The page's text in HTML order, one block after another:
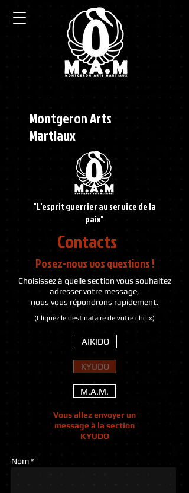
MontgeronArts
Martiaux
"L'esprit guerrier au service de la
paix"
Contacts
Posez-nous vos questions !
Choisissez à quelle section vous souhaitez
adresser votre message,
nous vous répondrons rapidement.
(Cliquez le destinataire de votre choix)
AIKIDO
KYUDO
M.A.M.
Vous allez envoyer un
message à la section
KYUDO
Nom *